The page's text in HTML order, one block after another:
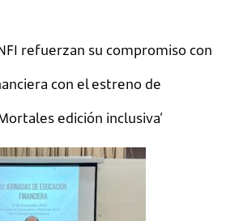
refuerzan su compromiso con
con el estreno de
edición inclusiva’